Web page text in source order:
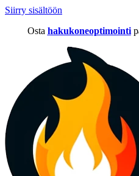
Siirry sisältöön
Osta hakukoneoptimointi